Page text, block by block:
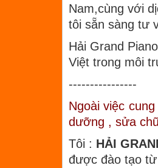
Nam,cùng với
tôi sẵn sàng tư
Hải Grand
Việt trong môi
----------------
Ngoài việc
dưỡng , sửa
Tôi : HẢI
được đào tạo từ